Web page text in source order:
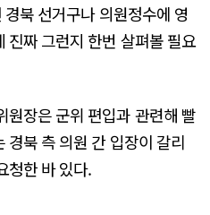
북 선거구나 의원정수에 영
진짜 그런지 한번 살펴볼 필요
원장은 군위 편입과 관련해 빨
경북 측 의원 간 입장이 갈리
청한 바 있다.